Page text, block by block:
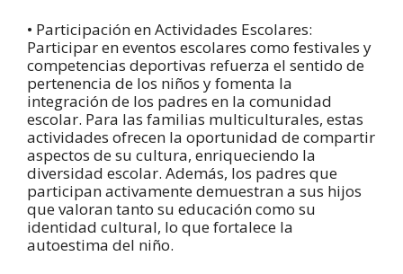
• Participación en Actividades Escolares:
Participar en eventos escolares como festivales y
competencias deportivas refuerza el sentido de
pertenencia de los niños y fomenta la
integración de los padres en la comunidad
escolar. Para las familias multiculturales, estas
actividades ofrecen la oportunidad de compartir
aspectos de su cultura, enriqueciendo la
diversidad escolar. Además, los padres que
participan activamente demuestran a sus hijos
que valoran tanto su educación como su
identidad cultural, lo que fortalece la
autoestima del niño.